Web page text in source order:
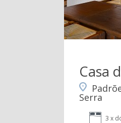
Casa
Serra
3 x